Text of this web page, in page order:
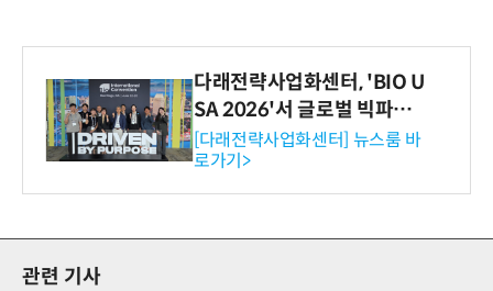
다래전략사업화센터, 'BIO U
SA 2026'서 글로벌 빅파마
와의 비즈니스 미팅 지원…K
-바이오 해외 진출 교두보 확
보
[다래전략사업화센터] 뉴스룸 바
로가기>
관련 기사